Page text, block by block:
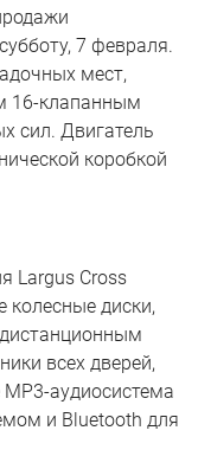
7 февраля.
мест,
16-клапанным
сил. Двигатель
коробкой
Largus Cross
колесные диски,
всех дверей,
аудиосистема
и Bluetooth для